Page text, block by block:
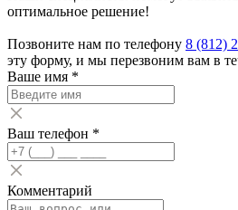
оптимальное решение!
Позвоните нам по телефону 8 (812)
эту форму, и мы перезвоним вам в
Ваше имя *
Ваш телефон *
Комментарий